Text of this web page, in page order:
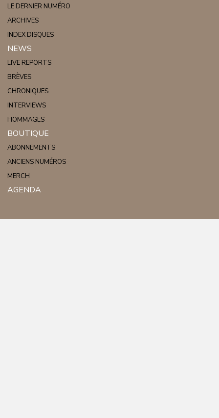
LE DERNIER NUMÉRO
ARCHIVES
INDEX DISQUES
NEWS
LIVE REPORTS
BRÈVES
CHRONIQUES
INTERVIEWS
HOMMAGES
BOUTIQUE
ABONNEMENTS
ANCIENS NUMÉROS
MERCH
AGENDA